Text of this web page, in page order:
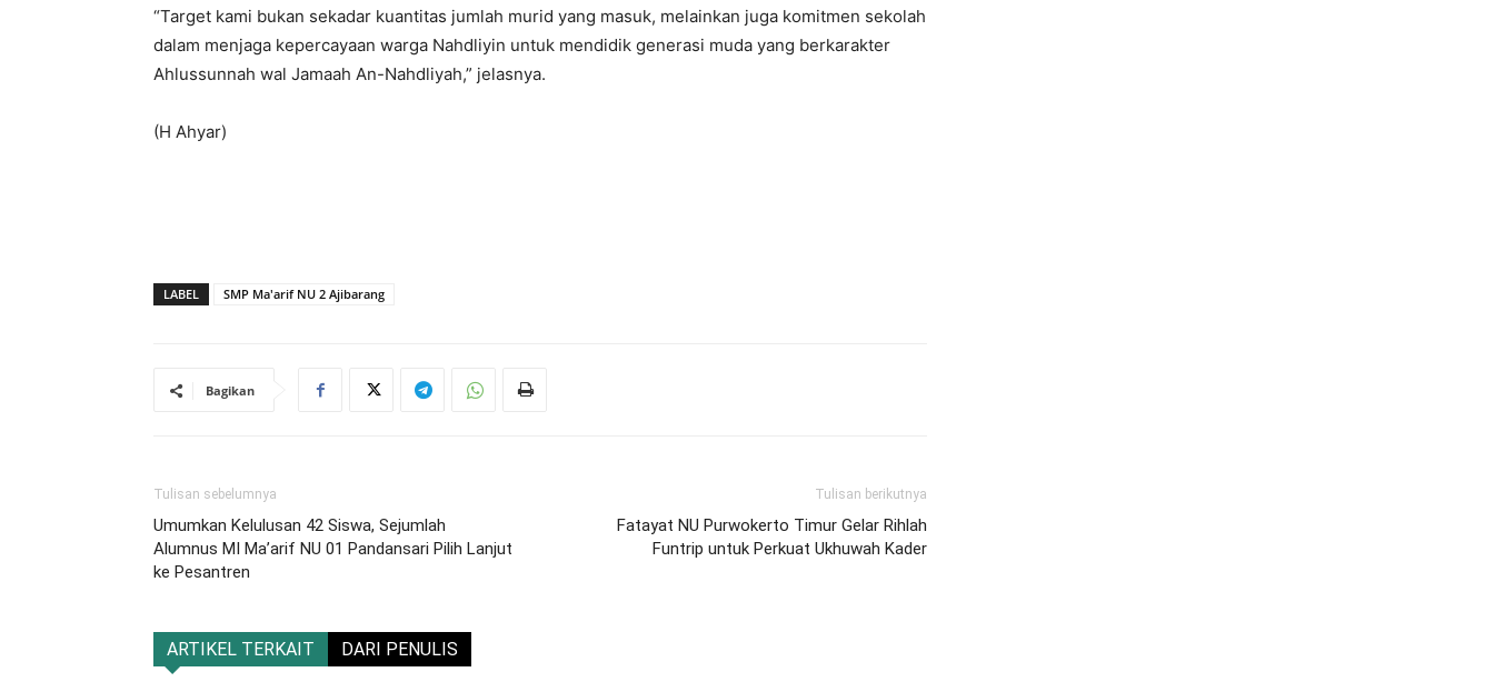
“Target kami bukan sekadar kuantitas jumlah murid yang masuk, melainkan juga komitmen sekolah
dalam menjaga kepercayaan warga Nahdliyin untuk mendidik generasi muda yang berkarakter
Ahlussunnah wal Jamaah An-Nahdliyah,” jelasnya.
(H Ahyar)
LABEL SMP Ma'arif NU 2 Ajibarang
Bagikan
Tulisan sebelumnya
Umumkan Kelulusan 42 Siswa, Sejumlah
Alumnus MI Ma’arif NU 01 Pandansari Pilih Lanjut
ke Pesantren
Tulisan berikutnya
Fatayat NU Purwokerto Timur Gelar Rihlah
Funtrip untuk Perkuat Ukhuwah Kader
ARTIKEL TERKAIT DARI PENULIS